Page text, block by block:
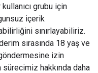
kullanıcı grubu için
içerik
sınırlayabiliriz.
sırasında 18 yaş ve
izin
sürecimiz hakkında daha